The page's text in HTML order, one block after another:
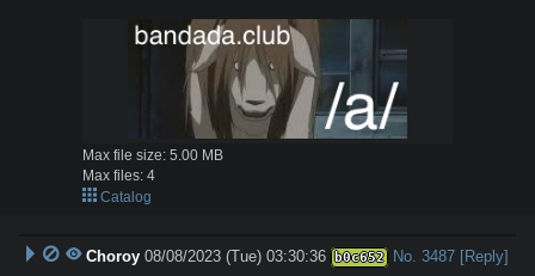
Max file size: 5.00 MB
Max files: 4
Catalog
Choroy 08/08/2023 (Tue) 03:30:36 b0c652 No. 3487 [Reply]